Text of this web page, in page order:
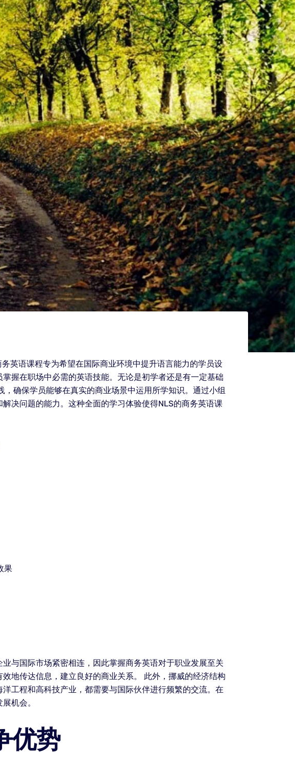
英语课程专为希望在国际商业环境中提升语言能力的学员设
握在职场中必需的英语技能。无论是初学者还是有一定基础
确保学员能够在真实的商业场景中运用所学知识。通过小组
决问题的能力。这种全面的学习体验使得NLS的商务英语课
果
与国际市场紧密相连，因此掌握商务英语对于职业发展至关
地传达信息，建立良好的商业关系。 此外，挪威的经济结构
工程和高科技产业，都需要与国际伙伴进行频繁的交流。在
机会。
优势